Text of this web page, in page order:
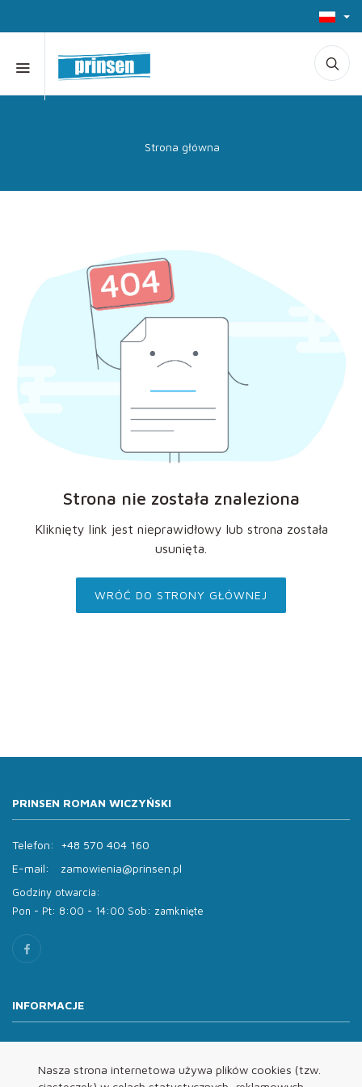
Nasza strona internetowa używa plików cookies (tzw.
Strona główna
Strona nie została znaleziona
Kliknięty link jest nieprawidłowy lub strona została
usunięta.
WRÓĆ DO STRONY GŁÓWNEJ
PRINSEN ROMAN WICZYŃSKI
Telefon:
+48 570 404 160
E-mail:
zamowienia@prinsen.pl
Godziny otwarcia:
Pon - Pt: 8:00 - 14:00 Sob: zamknięte
INFORMACJE
Oferta